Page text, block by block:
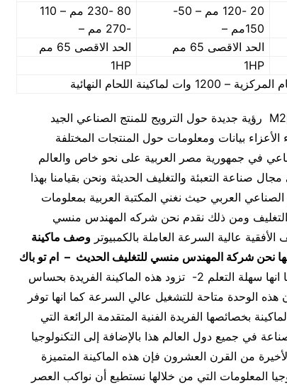
20 -120 مم – 50-
150مم –
80 -230 مم – 110
-270 مم –
الحد الاقصى 65 مم
الحد الاقصى 65 مم
1HP
1HP
نطرح نحن شركه المهندس منسي للتغليف الحديث M2pack رؤية جديدة حول الترويج للمنتج الصناعي الجيد
الأعزاء بيانات ومعلومات حول المنتجات المختلفة
في جمهورية مصر العربية على نحو خاص والعالم
صناعة التعبئة والتغليف الحديثة ونحن بقيامنا بهذا
الصناعي العربي حيث نغني المكتبة العربية بمعلومات
والتغليف ومن ذلك نقدم نحن شركه المهندس منسي
وصف ماكينة
نحن شركة المهندس منسي للتغليف الحديث – ام تو باك
1- توفر الشاشة أقصى مستوى من الملائمة للتشغيل كما انها سهلة التعلم 2- تزود هذه الماكينة الفريدة بحساس
الصنع عالي الدقة للتتبع الرقابة 3- تكون هذه الوحدة متاحة للتشغيل عالي السرعة كما انها توفر
الماكينة بخصائصها الفريدة الفنية المتقدمة الرائعة التي
في جميع دول العالم هذا بالإضافة إلى التكنولوجيا
من القرن العشرون فإن هذه الماكينة المتميزة
المعلومات التي من خلالها نستطيع أن نواكب العصر